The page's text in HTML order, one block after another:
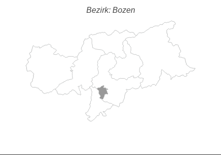
Bezirk: Bozen